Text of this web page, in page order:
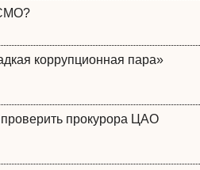
коррупционная пара»
проверить прокурора ЦАО